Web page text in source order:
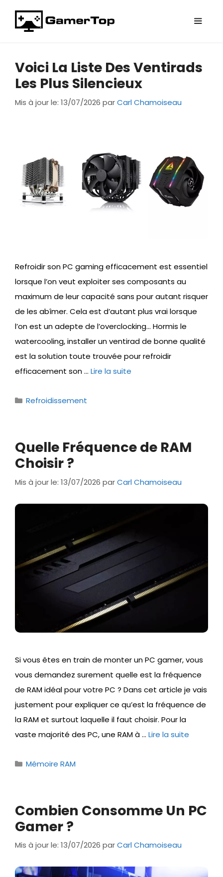
Voici La Liste Des Ventirads
Les Plus Silencieux
Mis à jour le: 13/07/2026 parCarl Chamoiseau
Refroidir son PC gaming efficacement est essentiel
lorsque l’on veut exploiter ses composants au
maximum de leur capacité sans pour autant risquer
de les abîmer. Cela est d’autant plus vrai lorsque
l’on est un adepte de l’overclocking… Hormis le
watercooling, installer un ventirad de bonne qualité
est la solution toute trouvée pour refroidir
efficacement son … Lire la suite
Catégories
Refroidissement
Quelle Fréquence de RAM
Choisir ?
Mis à jour le: 13/07/2026 parCarl Chamoiseau
Si vous êtes en train de monter un PC gamer, vous
vous demandez surement quelle est la fréquence
de RAM idéal pour votre PC ? Dans cet article je vais
justement pour expliquer ce qu’est la fréquence de
la RAM et surtout laquelle il faut choisir. Pour la
vaste majorité des PC, une RAM à … Lire la suite
Catégories
Mémoire RAM
Combien Consomme Un PC
Gamer ?
Mis à jour le: 13/07/2026 parCarl Chamoiseau